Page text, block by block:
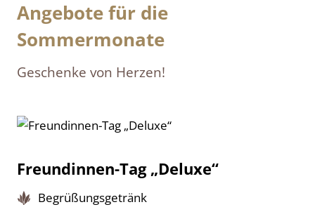
Angebote für die
Sommermonate
Geschenke von Herzen!
Freundinnen-Tag „Deluxe“
Begrüßungsgetränk